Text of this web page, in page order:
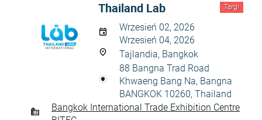
Targi
Thailand Lab
Wrzesień 02, 2026
Wrzesień 04, 2026
Tajlandia, Bangkok
88 Bangna Trad Road
Khwaeng Bang Na, Bangna
BANGKOK 10260, Thailand
Bangkok International Trade Exhibition Centre